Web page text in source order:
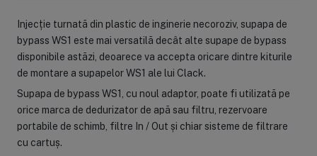
Injecție turnată din plastic de inginerie necoroziv, supapa de
bypass WS1 este mai versatilă decât alte supape de bypass
disponibile astăzi, deoarece va accepta oricare dintre kiturile
de montare a supapelor WS1 ale lui Clack.
Supapa de bypass WS1, cu noul adaptor, poate fi utilizată pe
orice marca de dedurizator de apă sau filtru, rezervoare
portabile de schimb, filtre In / Out și chiar sisteme de filtrare
cu cartuș.